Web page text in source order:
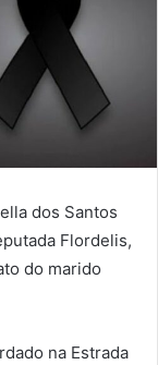
dos Santos
Flordelis,
do marido
na Estrada